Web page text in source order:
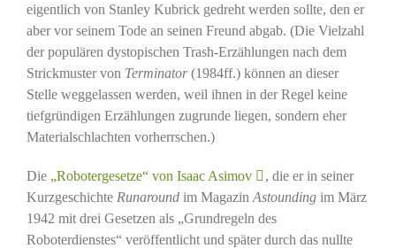
eigentlich von Stanley Kubrick gedreht werden sollte, den er
aber vor seinem Tode an seinen Freund abgab. (Die Vielzahl
der populären dystopischen Trash-Erzählungen nach dem
Strickmuster von Terminator(1984ff.) können an dieser
Stelle weggelassen werden, weil ihnen in der Regel keine
tiefgründigen Erzählungen zugrunde liegen, sondern eher
Materialschlachten vorherrschen.)
Die „Robotergesetze“ von Isaac Asimov
, die er in seiner
Kurzgeschichte Runaroundim Magazin Astoundingim März
1942 mit drei Gesetzen als „Grundregeln des
Roboterdienstes“ veröffentlicht und später durch das nullte